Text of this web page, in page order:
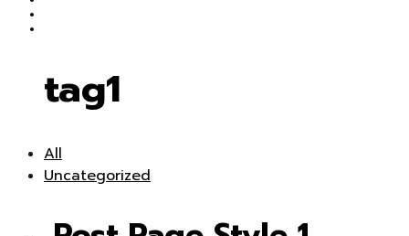
tag1
All
Uncategorized